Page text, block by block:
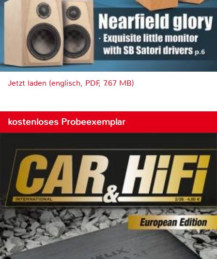
Jetzt laden (englisch, PDF, 7.67 MB)
kostenloses Probeexemplar